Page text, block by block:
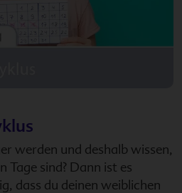
werden und deshalb wissen,
sind? Dann ist es
dass du deinen weiblichen